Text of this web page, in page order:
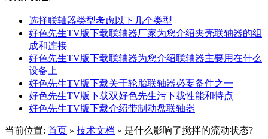
选择联轴器类型考虑以下几个类型
好色先生TV版下载联轴器厂家为您介绍夹壳联轴器的组
成和连接
好色先生TV版下载联轴器为您介绍联轴器主要用在什么
设备上
好色先生TV版下载关于轮胎联轴器必要备件之一
好色先生TV版下载双好色先生污下载性能和特点
好色先生TV版下载介绍带制动盘联轴器
当前位置: 首页 » 技术文档 » 是什么影响了搅拌的流动状态?